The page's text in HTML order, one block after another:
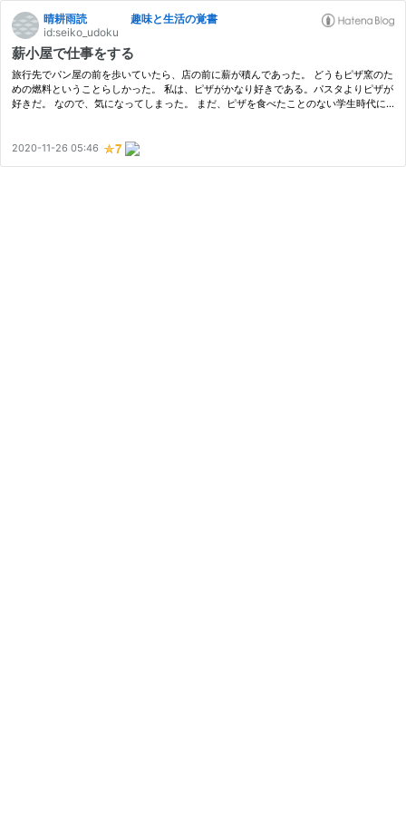
晴耕雨読 趣味と生活の覚書
id:seiko_udoku
薪小屋で仕事をする
旅行先でパン屋の前を歩いていたら、店の前に薪が積んであった。 どうもピザ窯のた
めの燃料ということらしかった。 私は、ピザがかなり好きである。パスタよりピザが
好きだ。 なので、気になってしまった。 まだ、ピザを食べたことのない学生時代に
2020-11-26 05:46